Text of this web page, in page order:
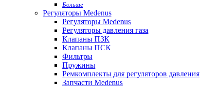
Больше
Регуляторы Medenus
Регуляторы Medenus
Регуляторы давления газа
Клапаны ПЗК
Клапаны ПСК
Фильтры
Пружины
Ремкомплекты для регуляторов давления
Запчасти Medenus